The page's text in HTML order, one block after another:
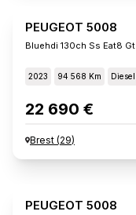
PEUGEOT 5008
Bluehdi 130ch Ss Eat8 Gt
2023 94 568 Km Diesel
22 690 €
Brest (29)
PEUGEOT 5008